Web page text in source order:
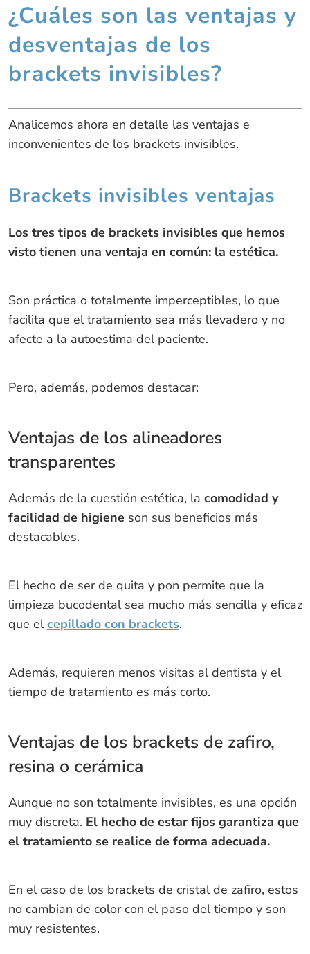
¿Cuáles son las ventajas y
desventajas de los
brackets invisibles?
Analicemos ahora en detalle las ventajas e
inconvenientes de los brackets invisibles.
Brackets invisibles ventajas
Los tres tipos de brackets invisibles que hemos
visto tienen una ventaja en común: la estética.
Son práctica o totalmente imperceptibles, lo que
facilita que el tratamiento sea más llevadero y no
afecte a la autoestima del paciente.
Pero, además, podemos destacar:
Ventajas de los alineadores
transparentes
Además de la cuestión estética, la comodidad y
facilidad de higieneson sus beneficios más
destacables.
El hecho de ser de quita y pon permite que la
limpieza bucodental sea mucho más sencilla y eficaz
que elcepillado con brackets.
Además, requieren menos visitas al dentista y el
tiempo de tratamiento es más corto.
Ventajas de los brackets de zafiro,
resina o cerámica
Aunque no son totalmente invisibles, es una opción
muy discreta. El hecho de estar fijos garantiza que
el tratamiento se realice de forma adecuada.
En el caso de los brackets de cristal de zafiro, estos
no cambian de color con el paso del tiempo y son
muy resistentes.